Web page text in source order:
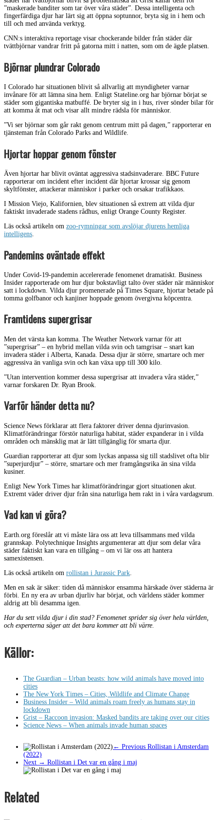
”maskerade banditer som tar över våra städer”. Dessa intelligenta och
fingerfärdiga djur har lärt sig att öppna soptunnor, bryta sig in i hem och
till och med använda verktyg.
CNN:s interaktiva reportage visar chockerande bilder från städer där
tvättbjörnar vandrar fritt på gatorna mitt i natten, som om de ägde platsen.
Björnar plundrar Colorado
I Colorado har situationen blivit så allvarlig att myndigheter varnar
invånare för att lämna sina hem. Enligt Stateline.org har björnar börjat se
städer som gigantiska matbuffé. De bryter sig in i hus, river sönder bilar för
att komma åt mat och visar allt mindre rädsla för människor.
”Vi ser björnar som går rakt genom centrum mitt på dagen,” rapporterar en
tjänsteman från Colorado Parks and Wildlife.
Hjortar hoppar genom fönster
Även hjortar har blivit oväntat aggressiva stadsinvaderare. BBC Future
rapporterar om incident efter incident där hjortar krossar sig genom
skyltfönster, attackerar människor i parker och orsakar trafikkaos.
I Mission Viejo, Kalifornien, blev situationen så extrem att vilda djur
faktiskt invaderade stadens rådhus, enligt Orange County Register.
Läs också artikeln om zoo-rymningar som avslöjar djurens hemliga
intelligens.
Pandemins oväntade effekt
Under Covid-19-pandemin accelererade fenomenet dramatiskt. Business
Insider rapporterade om hur djur bokstavligt talto över städer när människor
satt i lockdown. Vilda djur promenerade på Times Square, hjortar betade på
tomma golfbanor och kanjiner hoppade genom övergivna köpcentra.
Framtidens supergrisar
Men det värsta kan komma. The Weather Network varnar för att
”supergrisar” – en hybrid mellan vilda svin och tamgrisar – snart kan
invadera städer i Alberta, Kanada. Dessa djur är större, smartare och mer
aggressiva än vanliga svin och kan växa upp till 300 kilo.
”Utan intervention kommer dessa supergrisar att invadега våra städer,”
varnar forskaren Dr. Ryan Brook.
Varför händer detta nu?
Science News förklarar att flera faktorer driver denna djurinvasion.
Klimatförändringar förstör naturliga habitat, städer expanderar in i vilda
områden och mänsklig mat är lätt tillgänglig för smarta djur.
Guardian rapporterar att djur som lyckas anpassa sig till stadslivet ofta blir
”superjurdjur” – större, smartare och mer framgångsrika än sina vilda
kusiner.
Enligt New York Times har klimatförändringar gjort situationen akut.
Extremt väder driver djur från sina naturliga hem rakt in i våra vardagsrum.
Vad kan vi göra?
Earth.org föreslår att vi måste lära oss att leva tillsammans med vilda
grannskap. Polytechnique Insights argumenterar att djur som delar våra
städer faktiskt kan vara en tillgång – om vi lär oss att hantera
samexistensen.
Läs också artikeln om rollistan i Jurassic Park
Men en sak är säker: tiden då människor ensamma härskade över städerna är
förbi. En ny era av urban djurliv har börjat, och världens städer kommer
aldrig att bli desamma igen.
Har du sett vilda djur i din stad? Fenomenet sprider sig över hela världen,
och experterna säger att det bara kommer att bli värre.
Källor:
The Guardian – Urban beasts: how wild animals have moved into
cities
The New York Times – Cities, Wildlife and Climate Change
Business Insider – Wild animals roam freely as humans stay in
lockdown
Grist – Raccoon invasion: Masked bandits are taking over our cities
Science News – When animals invade human spaces
← Previous Rollistan i Amsterdam
(2022)
Next → Rollistan i Det var en gång i maj
Related